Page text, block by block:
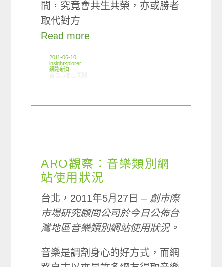
間，究竟會共生共榮，亦或勝者
取代對方
Read more
2011-06-10
insightxplorer
網路新知
ARO觀察：音樂類別網
站使用狀況
台北，2011年5月27日 – 創市際
市場研究顧問公司於今日公佈台
灣地區音樂類別網站使用狀況。
音樂是調劑身心的好方式，而網